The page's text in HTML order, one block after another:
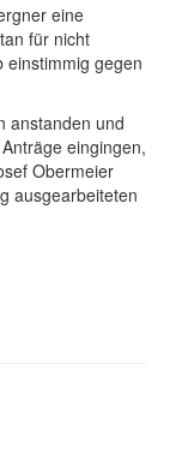
eine
für nicht
einstimmig gegen
anstanden und
eingingen,
Obermeier
ausgearbeiteten